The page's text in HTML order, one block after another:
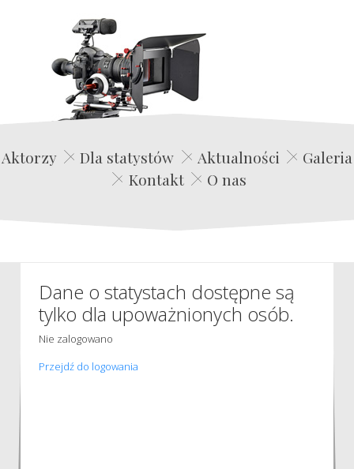
Edwin Film Agencja Aktorska
Aktorzy Dla statystów Aktualności
Galeria
Kontakt
O nas
Dane o statystach dostępne są
tylko dla upoważnionych osób.
Nie zalogowano
Przejdź do logowania